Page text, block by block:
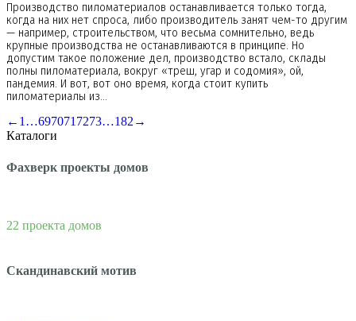
Производство пиломатериалов останавливается только тогда,
когда на них нет спроса, либо производитель занят чем-то другим
— например, строительством, что весьма сомнительно, ведь
крупные производства не останавливаются в принципе. Но
допустим такое положение дел, производство встало, склады
полны пиломатериала, вокруг «треш, угар и содомия», ой,
пандемия. И вот, вот оно время, когда стоит купить
пиломатериалы из…
← 1 …697071 7273…182 →
Каталоги
Фахверк проекты домов
22 проекта домов
Скандинавский мотив